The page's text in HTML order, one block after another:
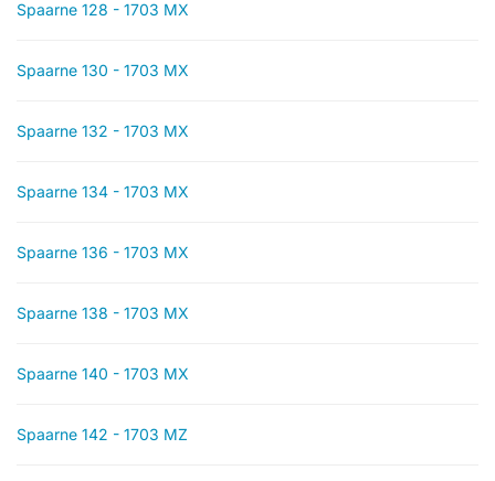
Spaarne 128 - 1703 MX
Spaarne 130 - 1703 MX
Spaarne 132 - 1703 MX
Spaarne 134 - 1703 MX
Spaarne 136 - 1703 MX
Spaarne 138 - 1703 MX
Spaarne 140 - 1703 MX
Spaarne 142 - 1703 MZ